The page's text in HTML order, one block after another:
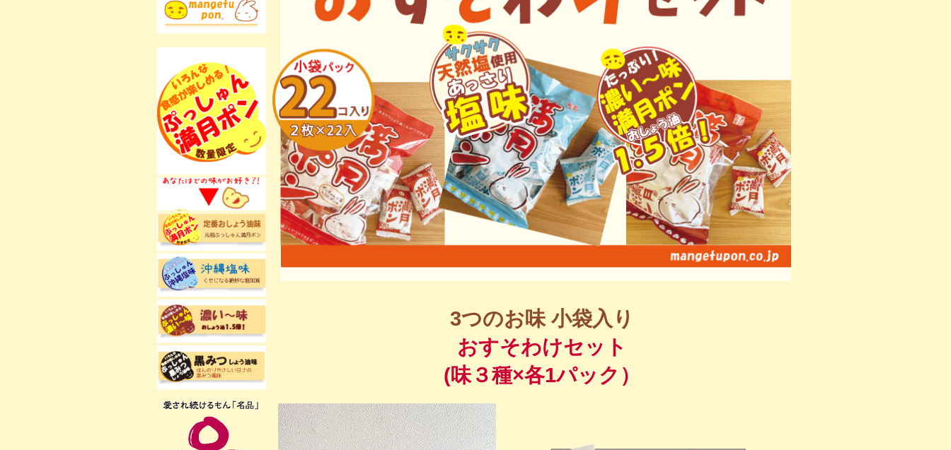
3つのお味 小袋入り
おすそわけセット
(味３種×各1パック）